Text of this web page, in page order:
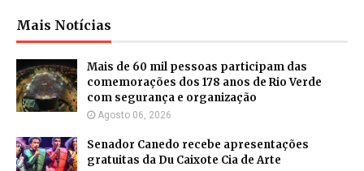
Mais Notícias
Mais de 60 mil pessoas participam das
comemorações dos 178 anos de Rio Verde
com segurança e organização
Agosto 06, 2026
Senador Canedo recebe apresentações
gratuitas da Du Caixote Cia de Arte